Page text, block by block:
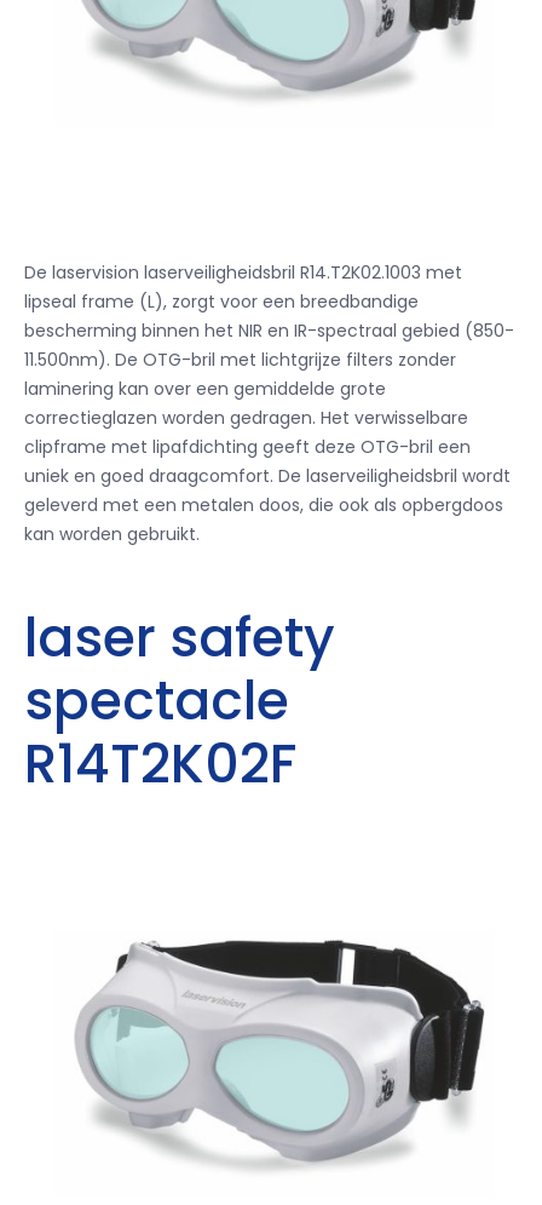
De laservision laserveiligheidsbril R14.T2K02.1003 met
lipseal frame (L), zorgt voor een breedbandige
bescherming binnen het NIR en IR-spectraal gebied (850-
11.500nm). De OTG-bril met lichtgrijze filters zonder
laminering kan over een gemiddelde grote
correctieglazen worden gedragen. Het verwisselbare
clipframe met lipafdichting geeft deze OTG-bril een
uniek en goed draagcomfort. De laserveiligheidsbril wordt
geleverd met een metalen doos, die ook als opbergdoos
kan worden gebruikt.
laser safety
spectacle
R14T2K02F